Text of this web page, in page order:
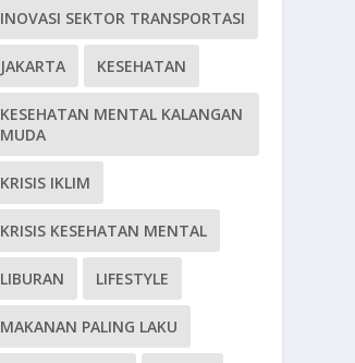
INOVASI SEKTOR TRANSPORTASI
JAKARTA KESEHATAN
KESEHATAN MENTAL KALANGAN
MUDA
KRISIS IKLIM
KRISIS KESEHATAN MENTAL
LIBURAN LIFESTYLE
MAKANAN PALING LAKU